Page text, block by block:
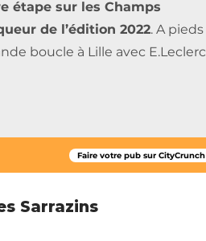
étape sur les Champs
de l’édition 2022. A pieds
boucle à Lille avec E.Leclerc
Faire votre pub sur CityCrunch
Sarrazins